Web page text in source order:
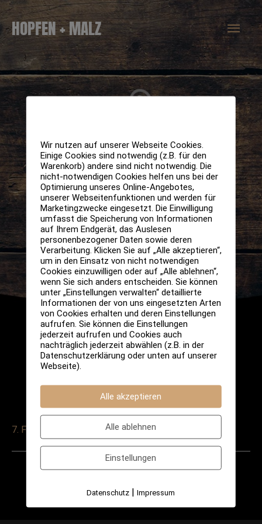
Zum
Inhalt
springen
HOPFEN + MALZ
7. Februar 2025
Veranstaltung
Veranstaltung
Wir nutzen auf unserer Webseite Cookies.
Einige Cookies sind notwendig (z.B. für den
Warenkorb) andere sind nicht notwendig. Die
nicht-notwendigen Cookies helfen uns bei der
Optimierung unseres Online-Angebotes,
unserer Webseitenfunktionen und werden für
Marketingzwecke eingesetzt. Die Einwilligung
umfasst die Speicherung von Informationen
auf Ihrem Endgerät, das Auslesen
personenbezogener Daten sowie deren
Verarbeitung. Klicken Sie auf „Alle akzeptieren“,
um in den Einsatz von nicht notwendigen
Cookies einzuwilligen oder auf „Alle ablehnen“,
wenn Sie sich anders entscheiden. Sie können
unter „Einstellungen verwalten“ detaillierte
Informationen der von uns eingesetzten Arten
von Cookies erhalten und deren Einstellungen
aufrufen. Sie können die Einstellungen
jederzeit aufrufen und Cookies auch
nachträglich jederzeit abwählen (z.B. in der
Datenschutzerklärung oder unten auf unserer
Webseite).
Alle akzeptieren
Alle ablehnen
Einstellungen
Datenschutz |Impressum